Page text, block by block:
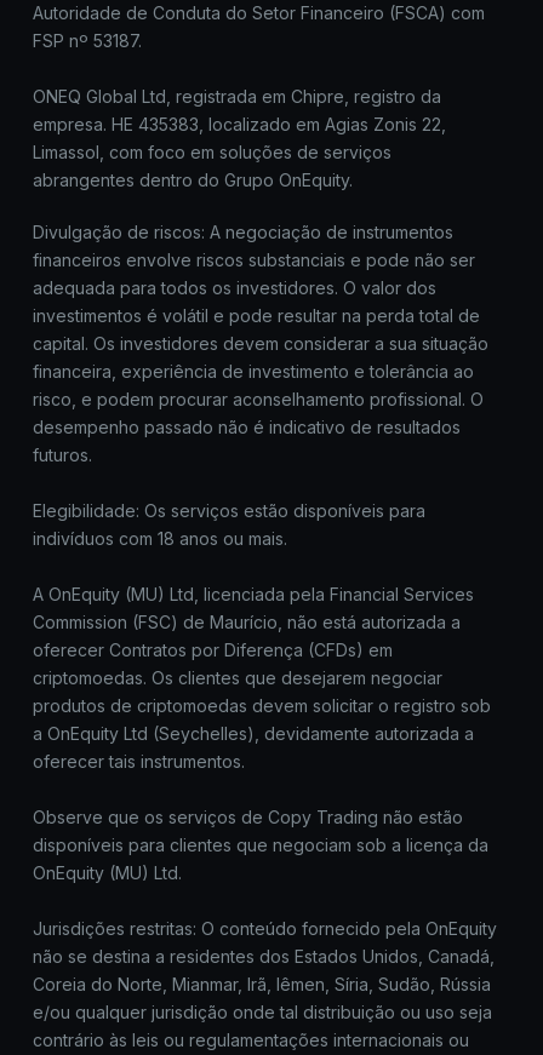
Autoridade de Conduta do Setor Financeiro (FSCA) com
FSP nº 53187.
ONEQ Global Ltd, registrada em Chipre, registro da
empresa. HE 435383, localizado em Agias Zonis 22,
Limassol, com foco em soluções de serviços
abrangentes dentro do Grupo OnEquity.
Divulgação de riscos: A negociação de instrumentos
financeiros envolve riscos substanciais e pode não ser
adequada para todos os investidores. O valor dos
investimentos é volátil e pode resultar na perda total de
capital. Os investidores devem considerar a sua situação
financeira, experiência de investimento e tolerância ao
risco, e podem procurar aconselhamento profissional. O
desempenho passado não é indicativo de resultados
futuros.
Elegibilidade: Os serviços estão disponíveis para
indivíduos com 18 anos ou mais.
A OnEquity (MU) Ltd, licenciada pela Financial Services
Commission (FSC) de Maurício, não está autorizada a
oferecer Contratos por Diferença (CFDs) em
criptomoedas. Os clientes que desejarem negociar
produtos de criptomoedas devem solicitar o registro sob
a OnEquity Ltd (Seychelles), devidamente autorizada a
oferecer tais instrumentos.
Observe que os serviços de Copy Trading não estão
disponíveis para clientes que negociam sob a licença da
OnEquity (MU) Ltd.
Jurisdições restritas: O conteúdo fornecido pela OnEquity
não se destina a residentes dos Estados Unidos, Canadá,
Coreia do Norte, Mianmar, Irã, Iêmen, Síria, Sudão, Rússia
e/ou qualquer jurisdição onde tal distribuição ou uso seja
contrário às leis ou regulamentações internacionais ou